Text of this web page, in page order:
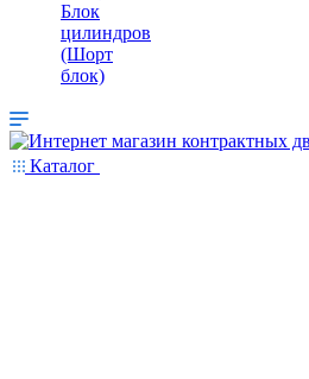
Блок
цилиндров
(Шорт
блок)
Каталог